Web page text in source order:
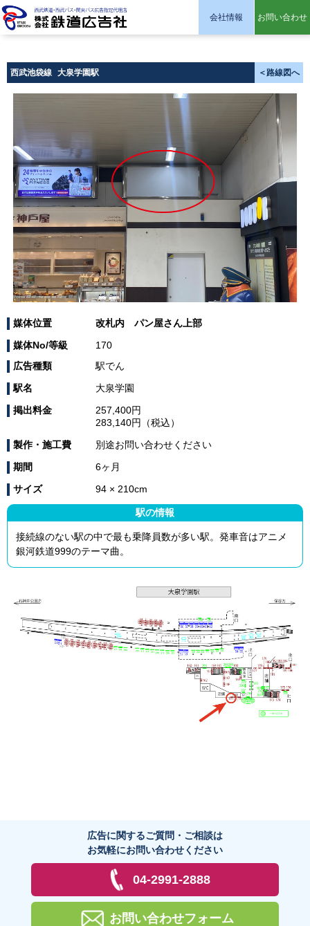
会社情報 お問い合わせ
西武池袋線 大泉学園駅 ＜路線図へ
媒体位置
改札内 パン屋さん上部
媒体No/等級
170
広告種類
駅でん
駅名
大泉学園
掲出料金
257,400円
283,140円（税込）
製作・施工費
別途お問い合わせください
期間
6ヶ月
サイズ
94 × 210cm
駅の情報
接続線のない駅の中で最も乗降員数が多い駅。発車音はアニメ
銀河鉄道999のテーマ曲。
広告に関するご質問・ご相談は
お気軽にお問い合わせください
04-2991-2888
お問い合わせフォーム